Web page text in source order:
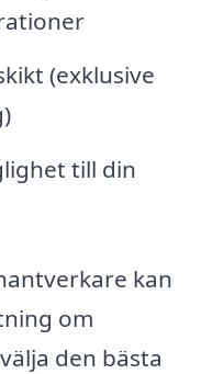
(exklusive
till din
kan
om
den bästa